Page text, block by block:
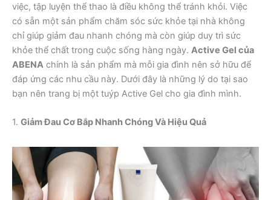
việc, tập luyện thể thao là điều không thể tránh khỏi. Việc
có sẵn một sản phẩm chăm sóc sức khỏe tại nhà không
chỉ giúp giảm đau nhanh chóng mà còn giúp duy trì sức
khỏe thể chất trong cuộc sống hàng ngày. Active Gel của
ABENA chính là sản phẩm mà mỗi gia đình nên sở hữu để
đáp ứng các nhu cầu này. Dưới đây là những lý do tại sao
bạn nên trang bị một tuýp Active Gel cho gia đình mình.
1. Giảm Đau Cơ Bắp Nhanh Chóng Và Hiệu Quả